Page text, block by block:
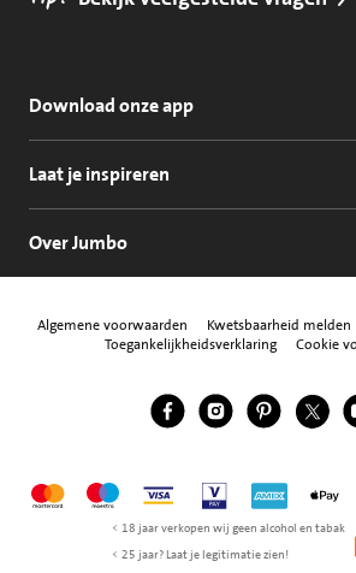
Download onze app
Laat je inspireren
Over Jumbo
Algemene voorwaarden Kwetsbaarheid melden
Toegankelijkheidsverklaring
Cookie
Volg ons
Jumbo Facebook
Jumbo Instagram
JumboJumbo
MastercardMaestroVisa Vpay American
< 18 jaar verkopen wij geen alcohol en tabak
< 25 jaar? Laat je legitimatie zien!